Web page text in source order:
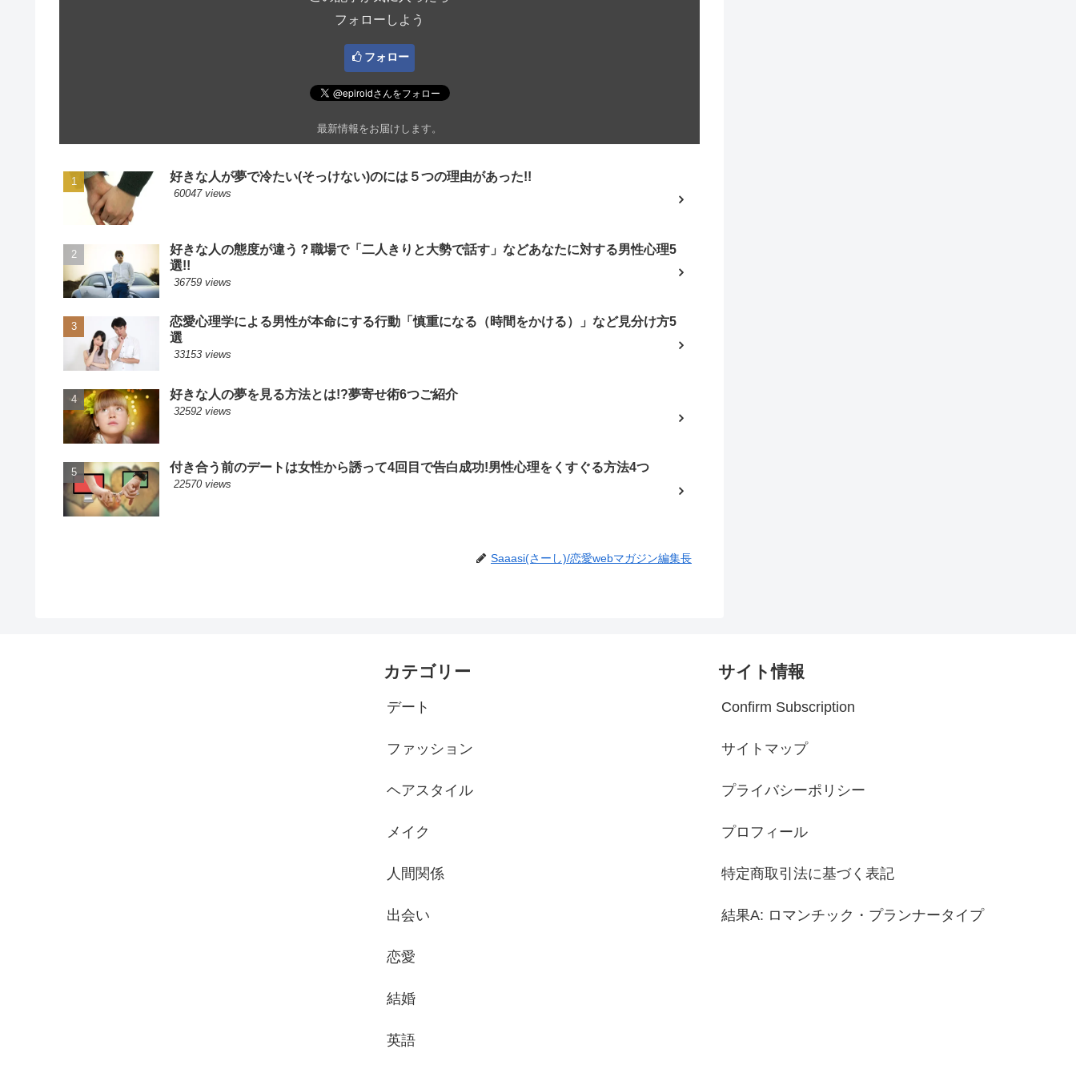
フォローしよう
フォロー
最新情報をお届けします。
好きな人が夢で冷たい(そっけない)のには５つの理由があった!!
60047 views
好きな人の態度が違う？職場で「二人きりと大勢で話す」などあなたに対する男性心理5
選!!
36759 views
恋愛心理学による男性が本命にする行動「慎重になる（時間をかける）」など見分け方5
選
33153 views
好きな人の夢を見る方法とは!?夢寄せ術6つご紹介
32592 views
付き合う前のデートは女性から誘って4回目で告白成功!男性心理をくすぐる方法4つ
22570 views
Saaasi(さーし)/恋愛webマガジン編集長
カテゴリー
デート
ファッション
ヘアスタイル
メイク
人間関係
出会い
恋愛
結婚
英語
サイト情報
Confirm Subscription
サイトマップ
プライバシーポリシー
プロフィール
特定商取引法に基づく表記
結果A: ロマンチック・プランナータイプ